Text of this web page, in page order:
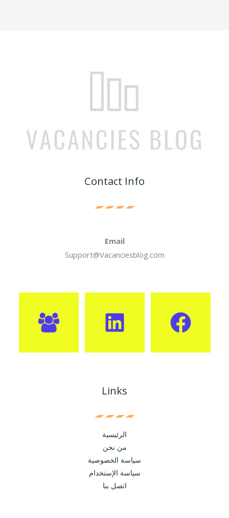
Contact Info
Email
Support@Vacanciesblog.com
Links
الرئيسية
من نحن
سياسة الخصوصية
سياسة الإستخدام
اتصل بنا